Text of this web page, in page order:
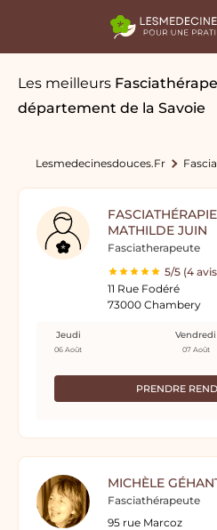
Les meilleurs
département de la Savoie
Lesmedecinesdouces.fr
MATHILDE JUIN
Fasciatherapeute
5/5 (4
11 Rue Fodéré
73000 Chambery
PRENDRE
Jeudi
06 Août
Vendredi
07 Août
MICHÈLE
Fasciathérapeute
95 rue Marcoz